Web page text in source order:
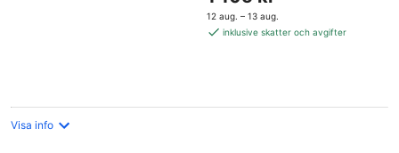
är
1 105 kr
12 aug. – 13 aug.
inklusive skatter och avgifter
Visa info